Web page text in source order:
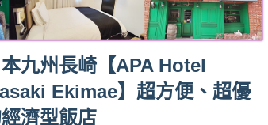
九州長崎【APA Hotel
Ekimae】超方便、超優
濟型飯店